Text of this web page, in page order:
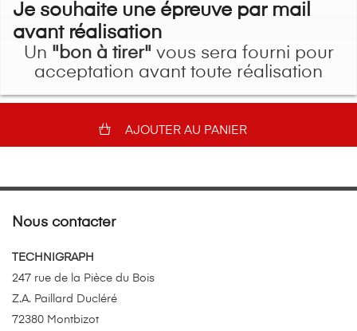
Je souhaite une épreuve par mail
avant réalisation
Un "bon à tirer" vous sera fourni pour
acceptation avant toute réalisation
AJOUTER AU PANIER
Nous contacter
TECHNIGRAPH
247 rue de la Pièce du Bois
Z.A. Paillard Ducléré
72380 Montbizot